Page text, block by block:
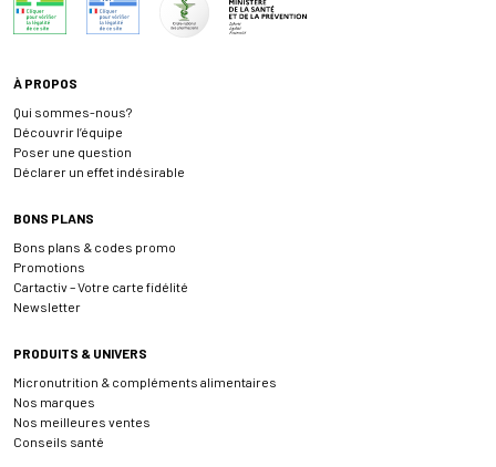
À PROPOS
Qui sommes-nous?
Découvrir l’équipe
Poser une question
Déclarer un effet indésirable
BONS PLANS
Bons plans & codes promo
Promotions
Cartactiv – Votre carte fidélité
Newsletter
PRODUITS & UNIVERS
Micronutrition & compléments alimentaires
Nos marques
Nos meilleures ventes
Conseils santé